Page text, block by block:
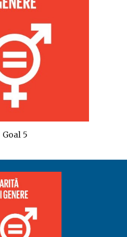
Goal 5